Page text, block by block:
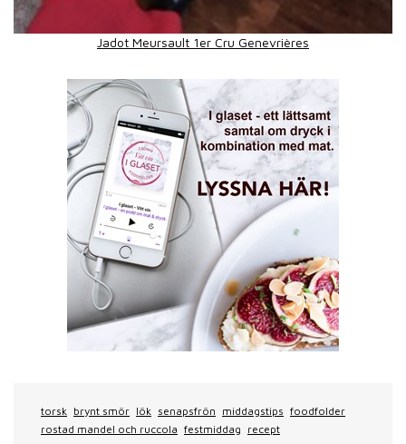
Jadot Meursault 1er Cru Genevrières
torsk brynt smör lök senapsfrön middagstips foodfolder
rostad mandel och ruccola festmiddag recept